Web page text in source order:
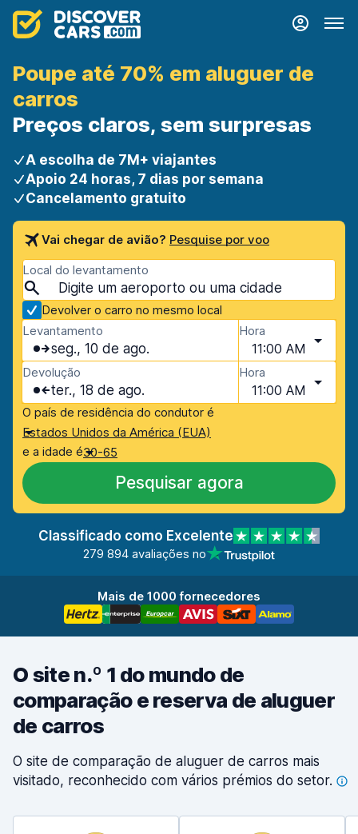
Poupe até 70% em aluguer de
carros
Preços claros, sem surpresas
A escolha de 7M+ viajantes
Apoio 24 horas, 7 dias por semana
Cancelamento gratuito
Vai chegar de avião? Pesquise por voo
Local do levantamento
Devolver o carro no mesmo local
Levantamento
seg., 10 de ago.
Hora
11:00 AM
Devolução
ter., 18 de ago.
Hora
11:00 AM
O país de residência do condutor é
Estados Unidos da América (EUA)
e a idade é30-65
Pesquisar agora
Classificado como Excelente
279 894 avaliações no
Mais de 1000 fornecedores
O site n.º 1 do mundo de
comparação e reserva de aluguer
de carros
O site de comparação de aluguer de carros mais
visitado, reconhecido com vários prémios do setor.